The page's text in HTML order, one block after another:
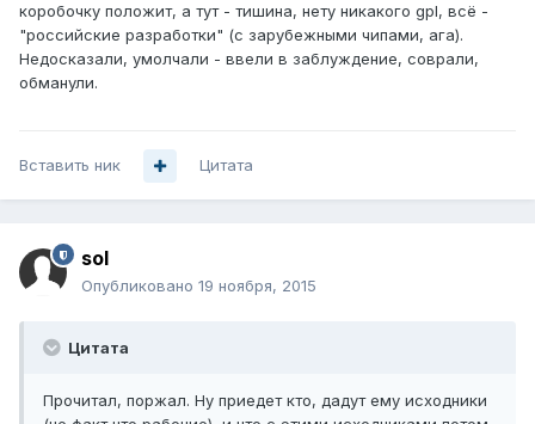
коробочку положит, а тут - тишина, нету никакого gpl, всё -
"российские разработки" (с зарубежными чипами, ага).
Недосказали, умолчали - ввели в заблуждение, соврали,
обманули.
Вставить ник Цитата
sol
Опубликовано 19 ноября, 2015
Цитата
Прочитал, поржал. Ну приедет кто, дадут ему исходники